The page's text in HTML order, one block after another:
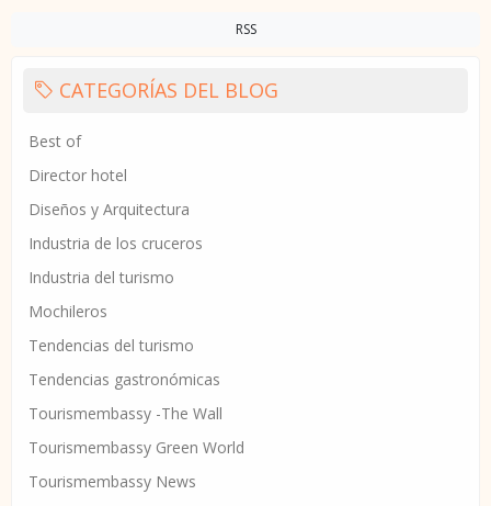
RSS
CATEGORÍAS DEL BLOG
Best of
Director hotel
Diseños y Arquitectura
Industria de los cruceros
Industria del turismo
Mochileros
Tendencias del turismo
Tendencias gastronómicas
Tourismembassy -The Wall
Tourismembassy Green World
Tourismembassy News